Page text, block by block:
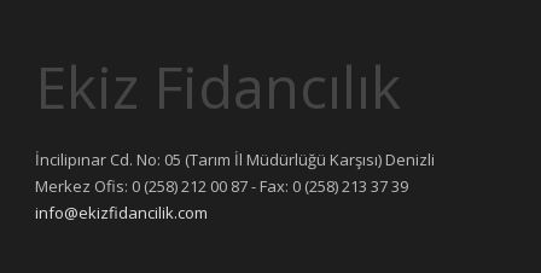
Ekiz Fidancılık
İncilipınar Cd. No: 05 (Tarım İl Müdürlüğü Karşısı) Denizli
Merkez Ofis: 0 (258) 212 00 87 - Fax: 0 (258) 213 37 39
info@ekizfidancilik.com